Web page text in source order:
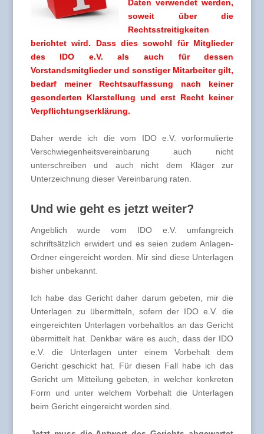
Daten verwendet werden,
soweit über die
Rechtsstreitigkeiten
berichtet wird. Dass dies sowohl für Mitglieder
des IDO e.V. als auch für dessen
Vorstandsmitglieder und sonstiger Mitarbeiter gilt,
bedarf meiner Rechtsauffassung nach keiner
gesonderten Klarstellung und erst Recht keiner
Verpflichtungserklärung.
Daher werde ich die vom IDO e.V. vorformulierte
Verschwiegenheitsvereinbarung auch nicht
unterschreiben und auch nicht dem Kläger zur
Unterzeichnung dieser Vereinbarung raten.
Und wie geht es jetzt weiter?
Angeblich wurde vom IDO e.V. umfangreich
schriftsätzlich erwidert und es seien zudem Anlagen-
Ordner eingereicht worden. Mir sind diese Unterlagen
bisher unbekannt.
Ich habe das Gericht daher darum gebeten, mir die
Unterlagen zu übermitteln, sofern der IDO e.V. die
eingereichten Unterlagen vorbehaltlos an das Gericht
übermittelt hat. Denkbar wäre es auch, dass der IDO
e.V. die Unterlagen unter einem Vorbehalt dem
Gericht geschickt hat. Für diesen Fall habe ich das
Gericht um Mitteilung gebeten, in welcher konkreten
Form und unter welchem Vorbehalt die Unterlagen
beim Gericht eingereicht worden sind.